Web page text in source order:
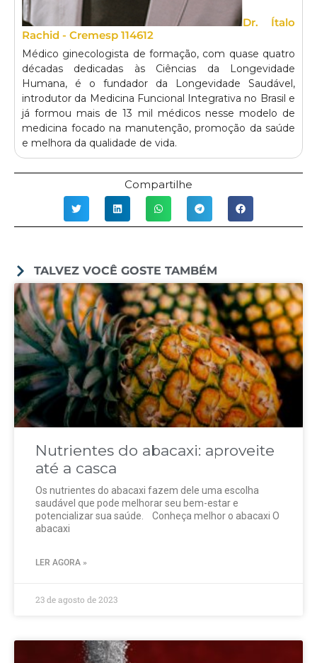
Dr. Ítalo
Rachid - Cremesp 114612
Médico ginecologista de formação, com quase quatro
décadas dedicadas às Ciências da Longevidade
Humana, é o fundador da Longevidade Saudável,
introdutor da Medicina Funcional Integrativa no Brasil e
já formou mais de 13 mil médicos nesse modelo de
medicina focado na manutenção, promoção da saúde
e melhora da qualidade de vida.
Compartilhe
TALVEZ VOCÊ GOSTE TAMBÉM
Nutrientes do abacaxi: aproveite
até a casca
Os nutrientes do abacaxi fazem dele uma escolha
saudável que pode melhorar seu bem-estar e
potencializar sua saúde. Conheça melhor o abacaxi O
abacaxi
LER AGORA »
23 de agosto de 2023